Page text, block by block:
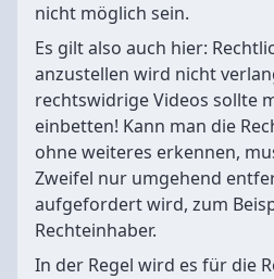
nicht möglich sein.
Es gilt also auch hier:
anzustellen wird nicht
rechtswidrige Videos sollte
einbetten! Kann man die
ohne weiteres erkennen,
Zweifel nur umgehend
aufgefordert wird, zum
Rechteinhaber.
In der Regel wird es für die